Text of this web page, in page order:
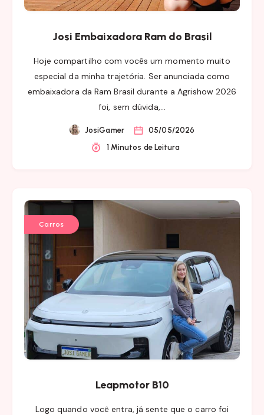
Josi Embaixadora Ram do Brasil
Hoje compartilho com vocês um momento muito
especial da minha trajetória. Ser anunciada como
embaixadora da Ram Brasil durante a Agrishow 2026
foi, sem dúvida,…
JosiGamer
05/05/2026
1 Minutos de Leitura
Carros
Leapmotor B10
Logo quando você entra, já sente que o carro foi